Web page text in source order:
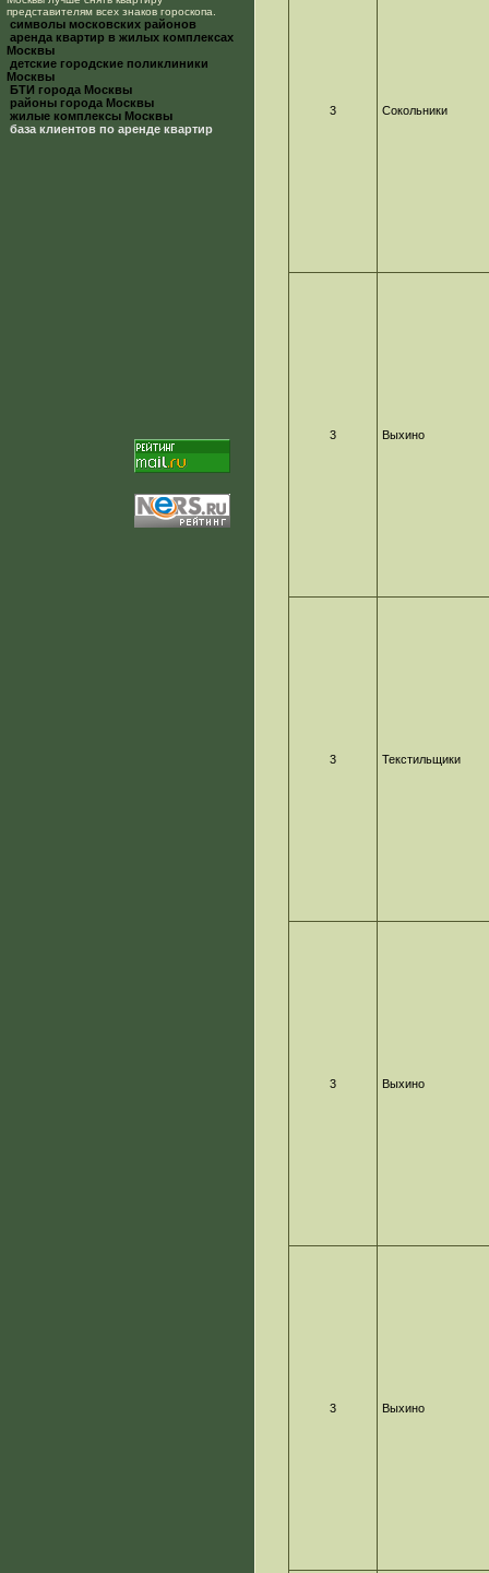
представителям всех знаков гороскопа.
cимволы московских районов
аренда квартир в жилых комплексах
Москвы
детские городские поликлиники
Москвы
БТИ города Москвы
районы города Москвы
жилые комплексы Москвы
база клиентов по аренде квартир
3 Сокольники
3 Выхино
3 Текстильщики
3 Выхино
3 Выхино